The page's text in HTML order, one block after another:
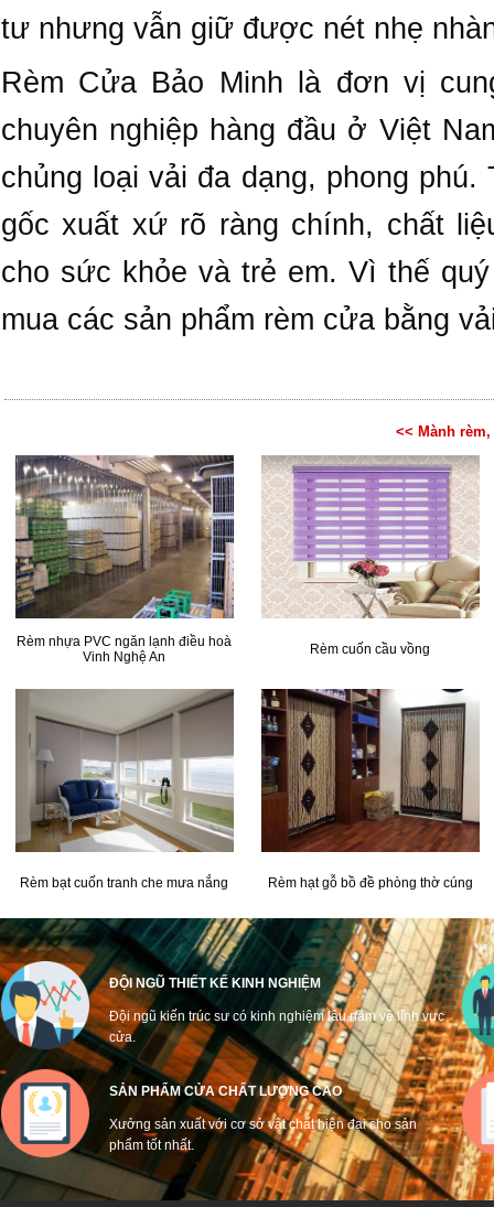
tư nhưng vẫn giữ được nét nhẹ
Rèm Cửa Bảo Minh là đơn vị
chuyên nghiệp hàng đầu ở Việt
chủng loại vải đa dạng, phong
gốc xuất xứ rõ ràng chính, chất
cho sức khỏe và trẻ em. Vì thế
mua các sản phẩm rèm cửa bằng
<< Mành
Rèm nhựa PVC ngăn lạnh điều hoà
Vinh Nghệ An
Rèm cuốn cầu vồng
Rèm bạt cuốn tranh che mưa nắng Rèm hạt gỗ bồ đề phòng thờ cúng
ĐỘI NGŨ THIẾT KẾ KINH NGHIỆM
Đội ngũ kiến trúc sư có kinh nghiệm lâu năm về lĩnh vực
cửa.
SẢN PHẨM CỬA CHẤT LƯỢNG CAO
Xưởng sản xuất với cơ sở vật chất hiện đại cho sản
phẩm tốt nhất.